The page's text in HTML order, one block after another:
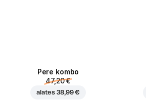
Pere kombo
47,20 €
alates 38,99 €